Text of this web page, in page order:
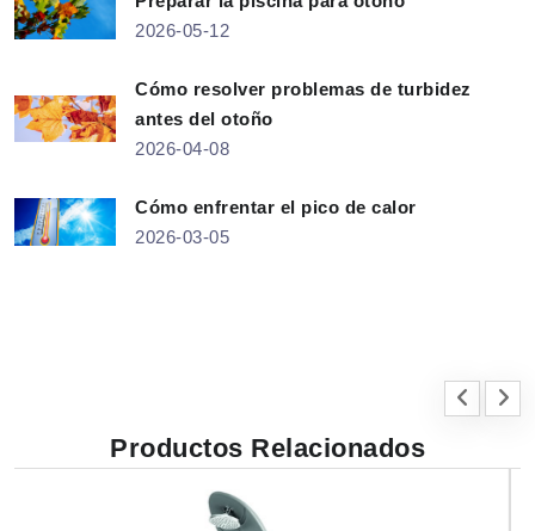
2026-05-12
Cómo resolver problemas de turbidez
antes del otoño
2026-04-08
Cómo enfrentar el pico de calor
2026-03-05
Productos Relacionados